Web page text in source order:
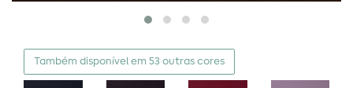
Também disponível em 53 outras cores